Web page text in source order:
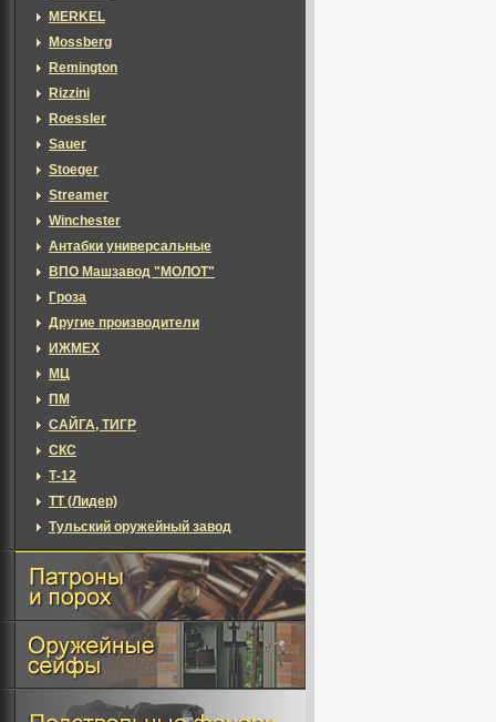
MERKEL
Mossberg
Remington
Rizzini
Roessler
Sauer
Stoeger
Streamer
Winchester
Антабки универсальные
ВПО Машзавод "МОЛОТ"
Гроза
Другие производители
ИЖМЕХ
МЦ
ПМ
САЙГА, ТИГР
СКС
Т-12
ТТ (Лидер)
Тульский оружейный завод